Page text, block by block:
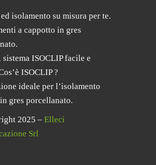
isolamento su misura per te.
a cappotto in gres
ISOCLIP facile e
ISOCLIP ?
ideale per l’isolamento
gres porcellanato.
2025 – Elleci
Srl